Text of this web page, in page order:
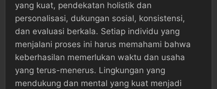
yang kuat, pendekatan holistik dan
personalisasi, dukungan sosial, konsistensi,
dan evaluasi berkala. Setiap individu yang
menjalani proses ini harus memahami bahwa
keberhasilan memerlukan waktu dan usaha
yang terus-menerus. Lingkungan yang
mendukung dan mental yang kuat menjadi